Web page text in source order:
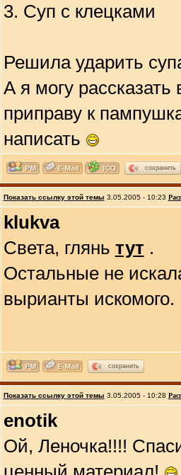
3. Суп с клецками
Решила ударить
А я могу
приправу к
написать
сохранить
Показать ссылку этой темы 3.05.2005 - 10:23
klukva
Света, глянь тут .
Остальные не
вырианты искомого.
сохранить
Показать ссылку этой темы 3.05.2005 - 10:28
enotik
Ой, Леночка!!!!